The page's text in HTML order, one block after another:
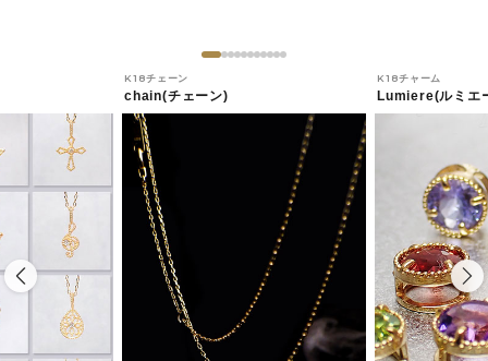
K18チェーン
chain(チェーン)
K18チャーム
Lumiere(ルミエ